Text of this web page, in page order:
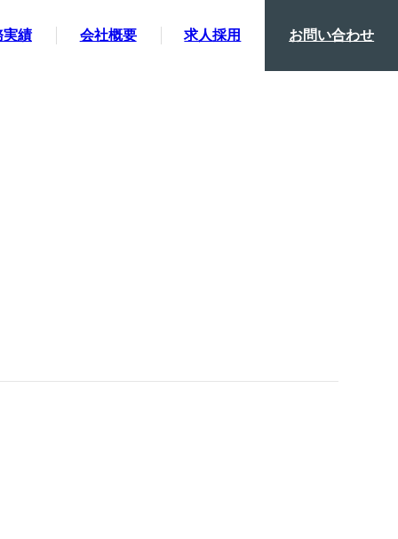
実績 会社概要 求人採用 お問い合わせ